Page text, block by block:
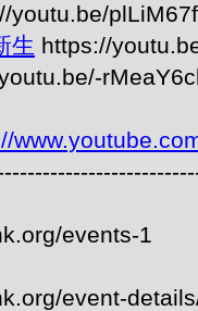
youtu.be/
生 https://
events-1
event-